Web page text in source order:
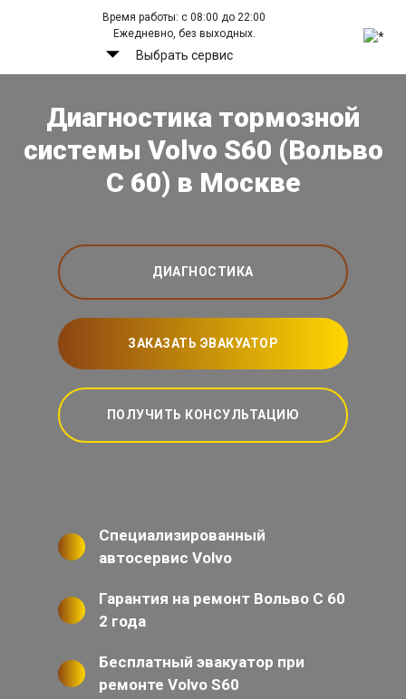
Время работы: с 08:00 до 22:00
Ежедневно, без выходных.
Выбрать сервис
Диагностика тормозной
системы Volvo S60 (Вольво
С 60) в Москве
ДИАГНОСТИКА
ЗАКАЗАТЬ ЭВАКУАТОР
ПОЛУЧИТЬ КОНСУЛЬТАЦИЮ
Специализированный
автосервис Volvo
Гарантия на ремонт Вольво С 60
2 года
Бесплатный эвакуатор при
ремонте Volvo S60